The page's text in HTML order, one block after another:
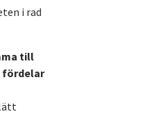
i rad
till
fördelar